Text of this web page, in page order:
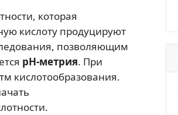
которая
кислоту продуцируют
позволяющим
рН-метрия. При
кислотообразования.